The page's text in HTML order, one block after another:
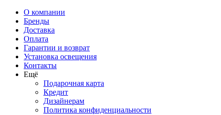
О компании
Бренды
Доставка
Оплата
Гарантии и возврат
Установка освещения
Контакты
Ещё
Подарочная карта
Кредит
Дизайнерам
Политика конфиденциальности